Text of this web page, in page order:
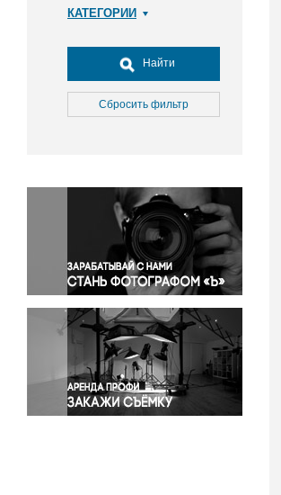
КАТЕГОРИИ
Досуг, туризм и отдых
Культура
Медицина
Окружающая среда
Политика
Правосудие
Происшествия и конфликты
Религия
Светская жизнь
Спорт
Экология
Экономика и бизнес
Найти
Сбросить фильтр